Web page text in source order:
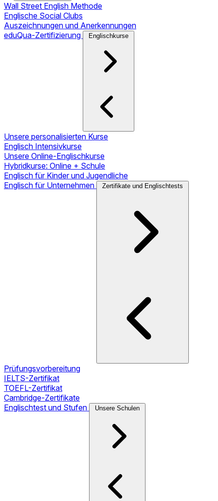
Wall Street English Methode
Englische Social Clubs
Auszeichnungen und Anerkennungen
eduQua-Zertifizierung
Englischkurse
Unsere personalisierten Kurse
Englisch Intensivkurse
Unsere Online-Englischkurse
Hybridkurse: Online + Schule
Englisch für Kinder und Jugendliche
Englisch für Unternehmen
Zertifikate und Englischtests
Prüfungsvorbereitung
IELTS-Zertifikat
TOEFL-Zertifikat
Cambridge-Zertifikate
Englischtest und Stufen
Unsere Schulen